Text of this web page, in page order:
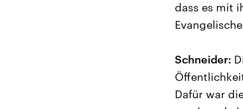
dass es mit
Schneider:
Dafür war